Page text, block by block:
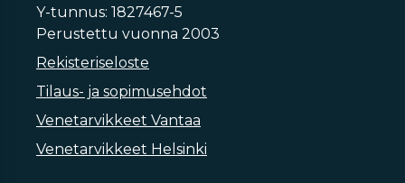
Y-tunnus: 1827467-5
Perustettu vuonna 2003
Rekisteriseloste
Tilaus- ja sopimusehdot
Venetarvikkeet Vantaa
Venetarvikkeet Helsinki